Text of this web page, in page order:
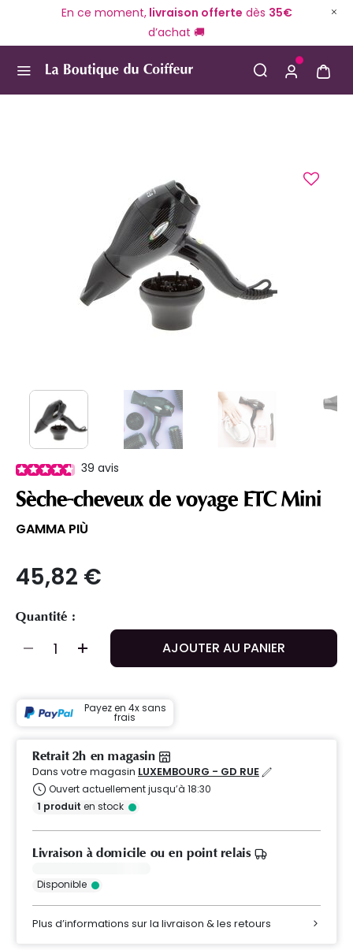
En ce moment,livraison offerte dès 35€
d’achat 🚚
39 avis
Sèche-cheveux de voyage ETC Mini
GAMMA PIÙ
45,82 €
Quantité :
AJOUTER AU PANIER
Payez en 4x sans
frais
Retrait 2h en magasin
Dans votre magasin LUXEMBOURG - GD RUE
Ouvert actuellement jusqu’à 18:30
1 produit en stock
Livraison à domicile ou en point relais
Disponible
Plus d’informations sur la livraison & les retours